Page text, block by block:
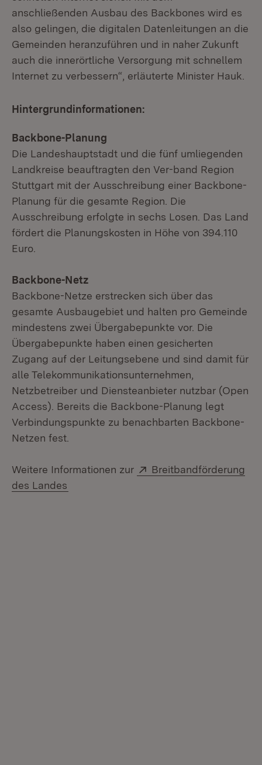
anschließenden Ausbau des Backbones wird es
also gelingen, die digitalen Datenleitungen an die
Gemeinden heranzuführen und in naher Zukunft
auch die innerörtliche Versorgung mit schnellem
Internet zu verbessern“, erläuterte Minister Hauk.
Hintergrundinformationen:
Backbone-Planung
Die Landeshauptstadt und die fünf umliegenden
Landkreise beauftragten den Ver-band Region
Stuttgart mit der Ausschreibung einer Backbone-
Planung für die gesamte Region. Die
Ausschreibung erfolgte in sechs Losen. Das Land
fördert die Planungskosten in Höhe von 394.110
Euro.
Backbone-Netz
Backbone-Netze erstrecken sich über das
gesamte Ausbaugebiet und halten pro Gemeinde
mindestens zwei Übergabepunkte vor. Die
Übergabepunkte haben einen gesicherten
Zugang auf der Leitungsebene und sind damit für
alle Telekommunikationsunternehmen,
Netzbetreiber und Diensteanbieter nutzbar (Open
Access). Bereits die Backbone-Planung legt
Verbindungspunkte zu benachbarten Backbone-
Netzen fest.
Weitere Informationen zur Extern:
Breitbandförderung
des Landes